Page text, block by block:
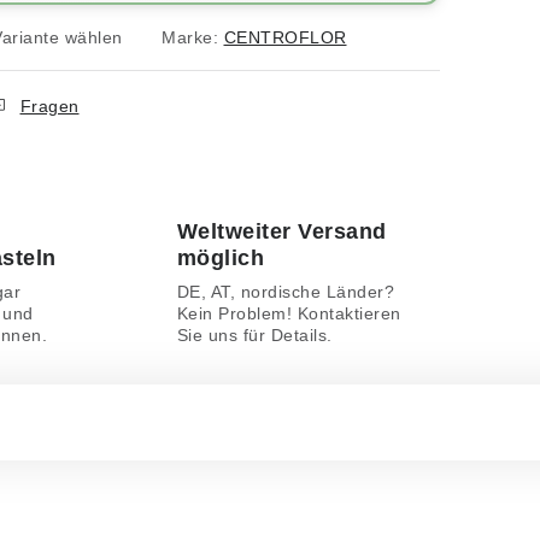
wählen Marke: CENTROFLOR
Fragen
Weltweiter Versand
möglich
DE, AT, nordische Länder?
Kein Problem! Kontaktieren
Sie uns für Details.